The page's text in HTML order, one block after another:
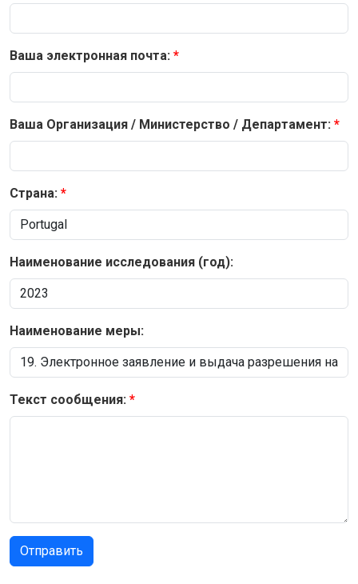
Ваша электронная почта:
Ваша Организация / Министерство / Департамент:
Страна:
Наименование исследования (год):
Наименование меры:
Текст сообщения: